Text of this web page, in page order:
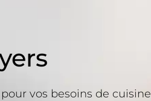
vos besoins de cuisine